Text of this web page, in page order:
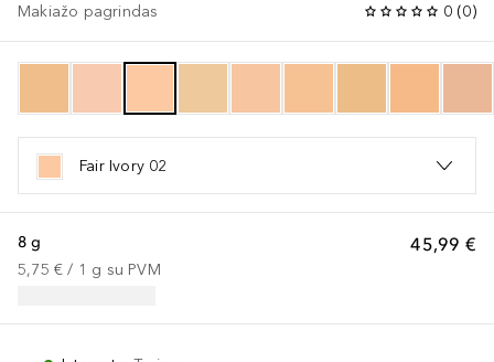
Makiažo pagrindas 0 (0)
Fair Ivory 02
45,99 €
8 g
5,75 € / 1 g su PVM